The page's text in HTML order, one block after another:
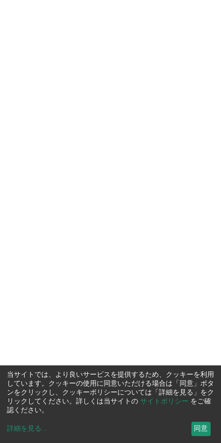
当サイトでは、より良いサービスを提供するため、クッキーを利用
しています。クッキーの使用に同意いただける場合は「同意」ボタ
ンをクリックし、クッキーポリシーについては「詳細を見る」をク
リックしてください。詳しくは当サイトの サイトポリシー をご確
認ください。
詳細を見る ... 同意